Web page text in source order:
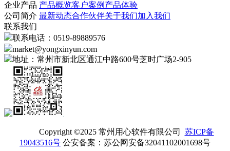
企业产品 产品概览客户案例 产品体验
公司简介 最新动态合作伙伴关于我们加入我们
联系我们
联系电话：0519-89889576
market@yongxinyun.com
地址：常州市新北区通江中路600号芝时广场2-905
Copyright ©2025 常州用心软件有限公司 苏ICP备
19043516号 公安备案：苏公网安备32041102001698号